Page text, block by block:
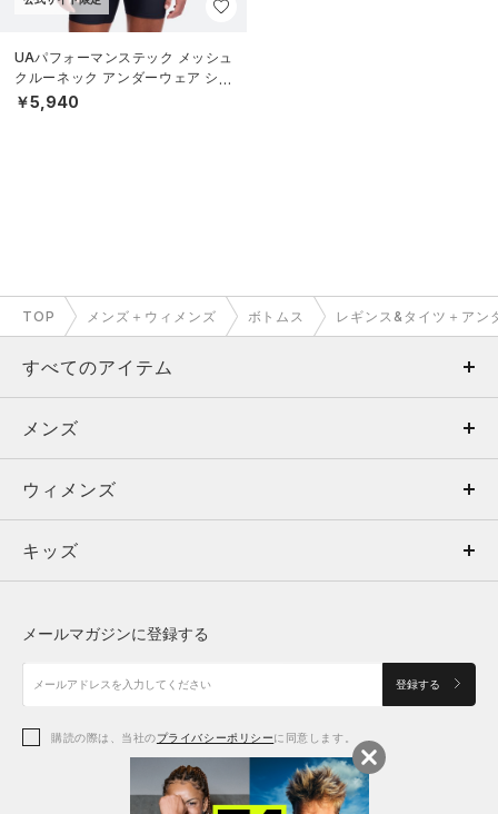
UAパフォーマンステック メッシュ
クルーネック アンダーウェア シャ
ツ （2枚セット）（ライフスタイル/
￥5,940
TOP メンズ＋ウィメンズ ボトムス レギンス&タイツ＋アン
すべてのアイテム
メンズ
ウィメンズ
キッズ
アクセサリー
メンズ
トップス
ボトムス
アクセサリー
ウィメンズ
トップス
シューズ
アクセサリー
キッズ
シューズ
メールマガジンに登録する
登録する
購読の際は、当社のプライバシーポリシーに同意します。